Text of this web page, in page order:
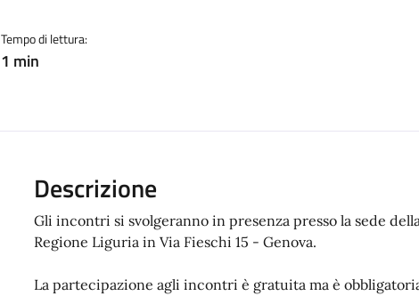
Tempo di lettura:
1 min
Descrizione
Gli incontri si svolgeranno in presenza presso la sede
Regione Liguria in Via Fieschi 15 - Genova.
La partecipazione agli incontri è gratuita ma è